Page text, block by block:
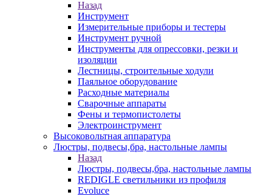
Назад
Инструмент
Измерительные приборы и тестеры
Инструмент ручной
Инструменты для опрессовки, резки и
изоляции
Лестницы, строительные ходули
Паяльное оборудование
Расходные материалы
Сварочные аппараты
Фены и термопистолеты
Электроинструмент
Высоковольтная аппаратура
Люстры, подвесы,бра, настольные лампы
Назад
Люстры, подвесы,бра, настольные лампы
REDIGLE светильники из профиля
Evoluce